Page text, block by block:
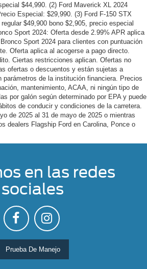
$44,990. (2) Ford Maverick XL 2024
Especial: $29,990. (3) Ford F-150 STX
$49,900 bono $2,905, precio especial
Sport 2024: Oferta desde 2.99% APR aplica
Sport 2024 para clientes con puntuación
Oferta aplica al acogerse a pago directo.
Ciertas restricciones aplican. Ofertas no
ofertas o descuentos y están sujetas a
parámetros de la institución financiera. Precios
mantenimiento, ACAA, ni ningún tipo de
por galón según determinado por EPA y puede
de conducir y condiciones de la carretera.
de 2025 al 31 de mayo de 2025 o mientras
dealers Flagship Ford en Carolina, Ponce o
en las redes
sociales
Prueba De Manejo